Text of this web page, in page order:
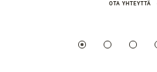
OTA YHTEYTTÄ